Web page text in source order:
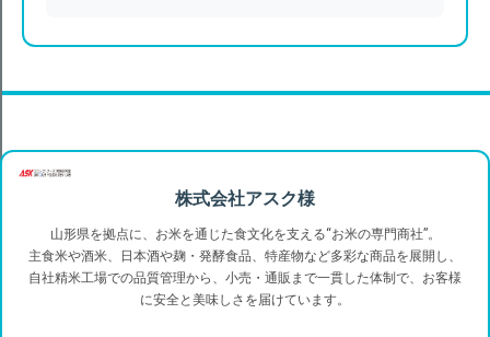
株式会社アスク様
山形県を拠点に、お米を通じた食文化を支える“お米の専門商社”。
主食米や酒米、日本酒や麹・発酵食品、特産物など多彩な商品を展開し、
自社精米工場での品質管理から、小売・通販まで一貫した体制で、お客様
に安全と美味しさを届けています。